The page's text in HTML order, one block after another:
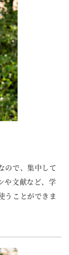
ので、集中して
や文献など、学
うことができま